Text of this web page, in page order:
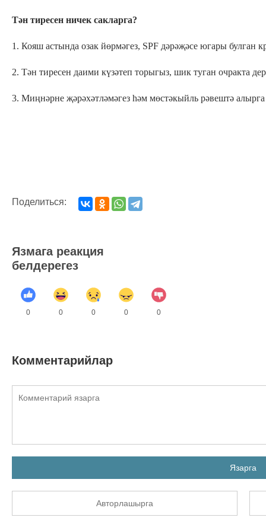
Тән тиресен ничек сакларга?
1. Кояш астында озак йөрмәгез, SPF дәрәҗәсе югары булган
2. Тән тиресен даими күзәтеп торыгыз, шик туган очракта
3. Миңнәрне җәрәхәтләмәгез һәм мөстәкыйль рәвештә
Поделиться:
Язмага реакция
белдерегез
0 0 0 0 0
Комментарийлар
Язарга
Авторлашырга